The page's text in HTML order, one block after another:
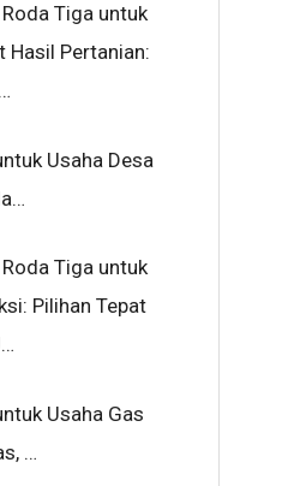
Tiga untuk
Hasil Pertanian:
Usaha Desa
Tiga untuk
Pilihan Tepat
Usaha Gas
…